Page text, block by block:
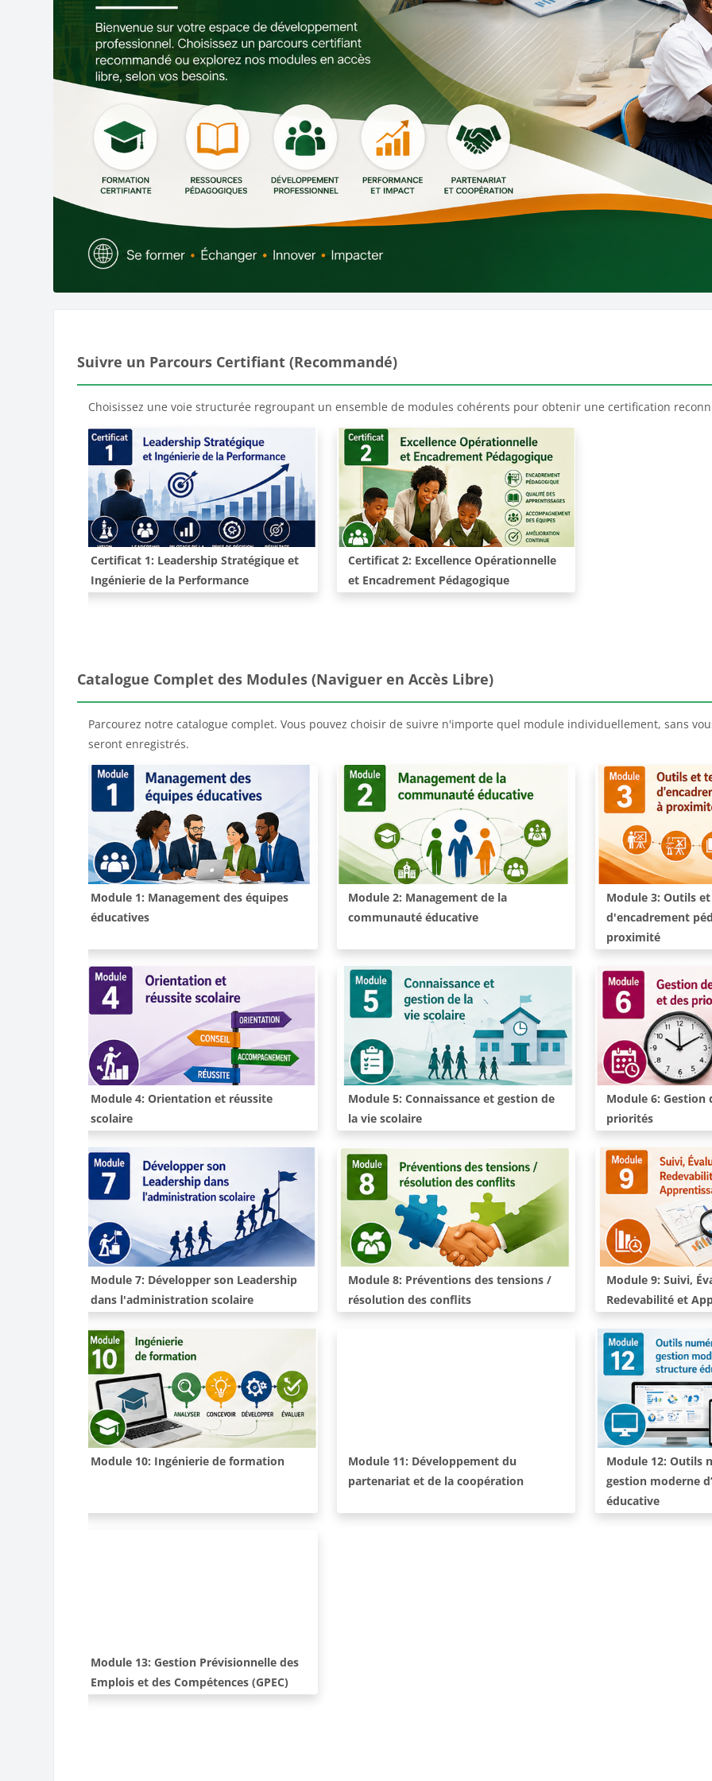
Blocs
Suivre un Parcours Certifiant (Recommandé)
Choisissez une voie structurée regroupant un ensemble de modules cohérents pour obtenir une certification
Cours:
Certificat 1: Leadership Stratégique et
Ingénierie de la Performance
Cours:
Certificat 2: Excellence Opérationnelle
et Encadrement Pédagogique
Catalogue Complet des Modules (Naviguer en Accès Libre)
Parcourez notre catalogue complet. Vous pouvez choisir de suivre n'importe quel module individuellement, sans
seront enregistrés.
Cours:
Module 1: Management des équipes
éducatives
Cours:
Module 2: Management de la
communauté éducative
Cours:
Module 3: Outils
d'encadrement
proximité
Cours:
Module 4: Orientation et réussite
scolaire
Cours:
Module 5: Connaissance et gestion de
la vie scolaire
Cours:
Module 6: Gestion
priorités
Cours:
Module 7: Développer son Leadership
dans l'administration scolaire
Cours:
Module 8: Préventions des tensions /
résolution des conflits
Cours:
Module 9: Suivi,
Redevabilité et
Cours:
Module 10: Ingénierie de formation Cours:
Module 11: Développement du
partenariat et de la coopération
Cours:
Module 12: Outils
gestion moderne
éducative
Cours:
Module 13: Gestion Prévisionnelle des
Emplois et des Compétences (GPEC)